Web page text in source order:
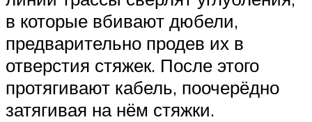
в которые вбивают дюбели,
предварительно продев их в
отверстия стяжек. После этого
протягивают кабель, поочерёдно
затягивая на нём стяжки.